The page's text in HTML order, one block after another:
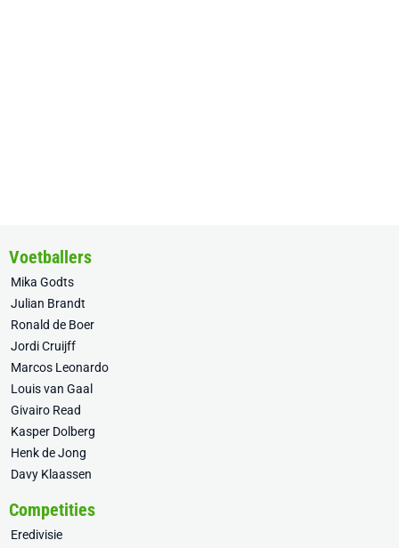
Voetballers
Mika Godts
Julian Brandt
Ronald de Boer
Jordi Cruijff
Marcos Leonardo
Louis van Gaal
Givairo Read
Kasper Dolberg
Henk de Jong
Davy Klaassen
Competities
Eredivisie